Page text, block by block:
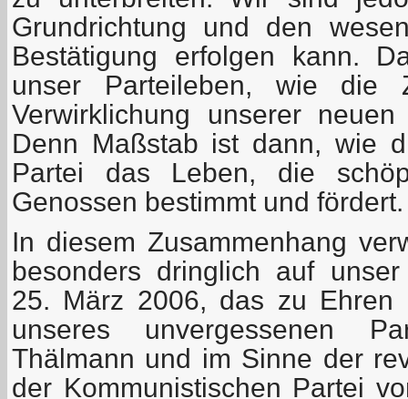
Grundrichtung und den
Bestätigung erfolgen kann.
unser Parteileben, wie die
Verwirklichung unserer
Denn Maßstab ist dann, wie
Partei das Leben, die
Genossen bestimmt und fördert.
In diesem Zusammenhang
besonders dringlich auf
25. März 2006, das zu Ehren
unseres unvergessenen
Thälmann und im Sinne der
der Kommunistischen Partei